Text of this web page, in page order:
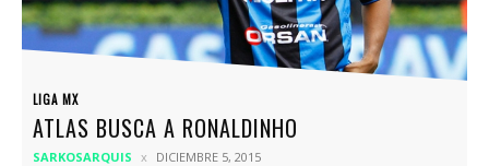
LIGA MX
ATLAS BUSCA A RONALDINHO
SARKOSARQUIS DICIEMBRE 5, 2015